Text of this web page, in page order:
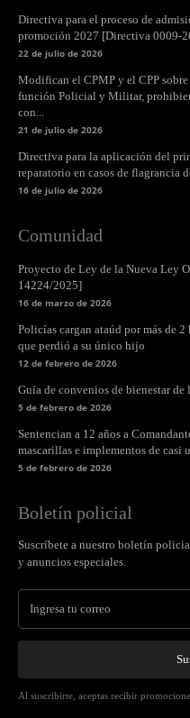
Directiva para el proceso de
promoción 2027 [Directiva 0009-
22 de julio de 2026
Modifican el CPMP y el CPP
función Policial y Militar,
con...
21 de julio de 2026
Directiva para la aplicación del
reparatorio en casos de flagrancia
16 de julio de 2026
Comunidad
Proyecto de Ley de la Nueva Ley
14224/2025]
16 de marzo de 2026
Policías cargan ataúd por más de
que perdió a su único hijo
12 de febrero de 2026
Guía de convenios de bienestar de
5 de febrero de 2026
Sentencian a 12 años a
mascarillas e implementos de
5 de febrero de 2026
Boletín policial
Suscríbete a nuestro boletín
y anuncios especiales.
Al suscribirte, aceptas recibir